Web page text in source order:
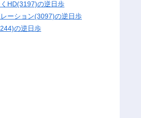
HD(3197)の逆日歩
ーション(3097)の逆日歩
の逆日歩